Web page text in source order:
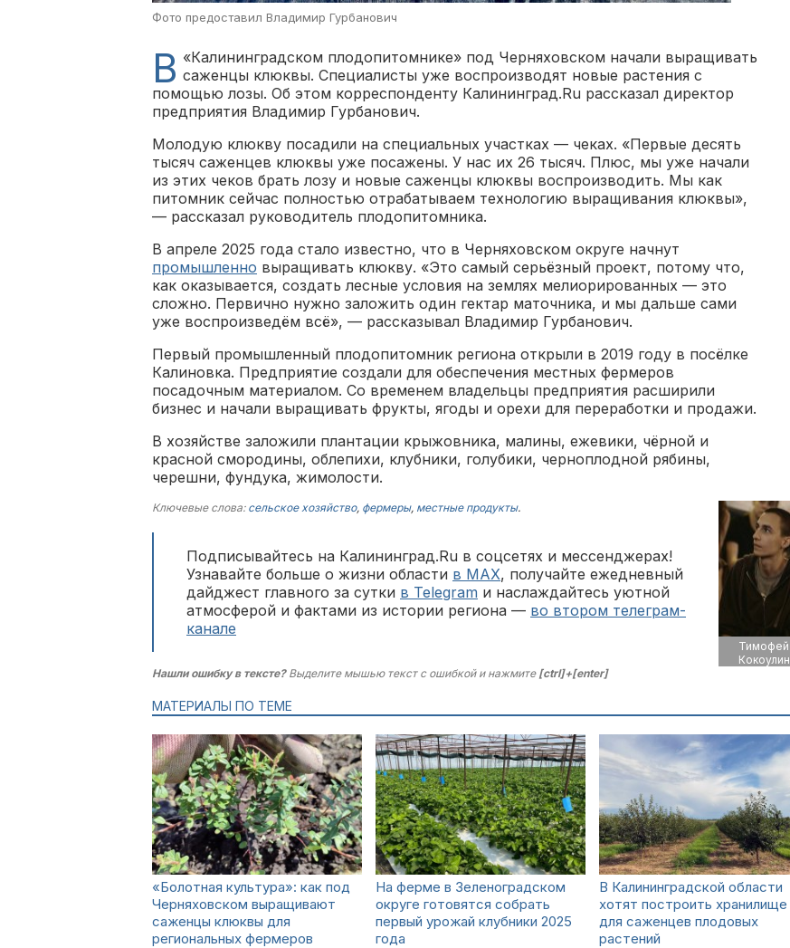
Фото предоставил Владимир Гурбанович
В «Калининградском плодопитомнике» под Черняховском начали выращивать
саженцы клюквы. Специалисты уже воспроизводят новые растения с
помощью лозы. Об этом корреспонденту Калининград.Ru рассказал директор
предприятия Владимир Гурбанович.
Молодую клюкву посадили на специальных участках — чеках. «Первые десять
тысяч саженцев клюквы уже посажены. У нас их 26 тысяч. Плюс, мы уже начали
из этих чеков брать лозу и новые саженцы клюквы воспроизводить. Мы как
питомник сейчас полностью отрабатываем технологию выращивания клюквы»,
— рассказал руководитель плодопитомника.
В апреле 2025 года стало известно, что в Черняховском округе начнут
промышленно выращивать клюкву. «Это самый серьёзный проект, потому что,
как оказывается, создать лесные условия на землях мелиорированных — это
сложно. Первично нужно заложить один гектар маточника, и мы дальше сами
уже воспроизведём всё», — рассказывал Владимир Гурбанович.
Первый промышленный плодопитомник региона открыли в 2019 году в посёлке
Калиновка. Предприятие создали для обеспечения местных фермеров
посадочным материалом. Со временем владельцы предприятия расширили
бизнес и начали выращивать фрукты, ягоды и орехи для переработки и продажи.
В хозяйстве заложили плантации крыжовника, малины, ежевики, чёрной и
красной смородины, облепихи, клубники, голубики, черноплодной рябины,
черешни, фундука, жимолости.
Тимофей
Кокоулин
Ключевые слова: сельское хозяйство, фермеры, местные продукты.
Подписывайтесь на Калининград.Ru в соцсетях и мессенджерах!
Узнавайте больше о жизни области в MAX, получайте ежедневный
дайджест главного за сутки в Telegram и наслаждайтесь уютной
атмосферой и фактами из истории региона — во втором телеграм-
канале
Нашли ошибку в тексте?Выделите мышью текст с ошибкой и нажмите [ctrl]+[enter]
МАТЕРИАЛЫ ПО ТЕМЕ
«Болотная культура»: как под
Черняховском выращивают
саженцы клюквы для
региональных фермеров
На ферме в Зеленоградском
округе готовятся собрать
первый урожай клубники 2025
года
В Калининградской области
хотят построить хранилище
для саженцев плодовых
растений